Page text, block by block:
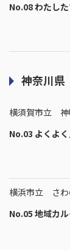
No.08 わたし
神奈川県
横須賀市立 神
No.03 よくよ
横浜市立 さわ
No.05 地域カ